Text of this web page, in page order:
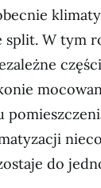
W tym
do